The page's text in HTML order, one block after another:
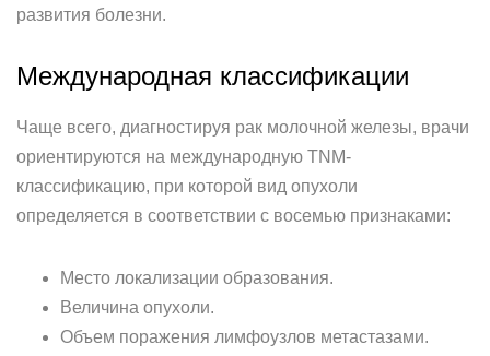
развития болезни.
Международная классификации
Чаще всего, диагностируя рак молочной железы, врачи
ориентируются на международную TNM-
классификацию, при которой вид опухоли
определяется в соответствии с восемью признаками:
Место локализации образования.
Величина опухоли.
Объем поражения лимфоузлов метастазами.